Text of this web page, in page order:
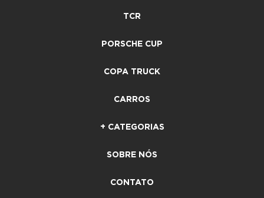
TCR
PORSCHE CUP
COPA TRUCK
CARROS
+ CATEGORIAS
SOBRE NÓS
CONTATO